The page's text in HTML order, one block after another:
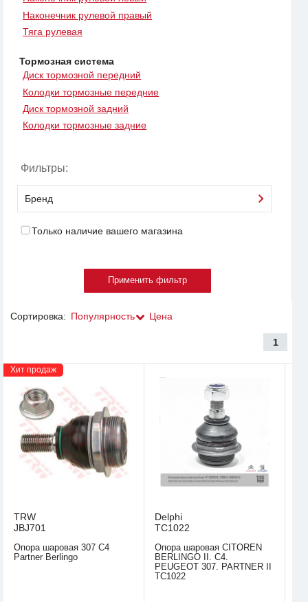
Наконечник рулевой правый
Тяга рулевая
Тормозная система
Диск тормозной передний
Колодки тормозные передние
Диск тормозной задний
Колодки тормозные задние
Фильтры:
Бренд
Только наличие вашего магазина
Сортировка: Популярность Цена
1
Хит продаж
TRW
JBJ701
Опора шаровая 307 C4
Partner Berlingo
Delphi
TC1022
Опора шаровая CITOREN
BERLINGO II. C4.
PEUGEOT 307. PARTNER II
TC1022